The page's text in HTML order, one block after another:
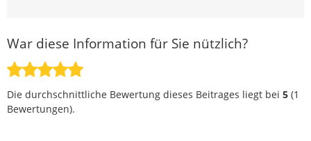
War diese Information für Sie nützlich?
Die durchschnittliche Bewertung dieses Beitrages liegt bei 5 (1
Bewertungen).